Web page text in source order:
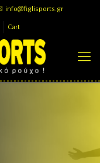
info@figlisports.gr
Cart